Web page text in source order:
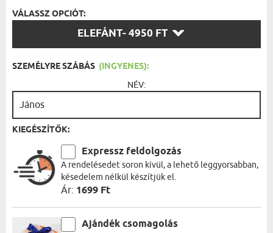
VÁLASSZ OPCIÓT:
ELEFÁNT- 4950 FT
SZEMÉLYRE SZÁBÁS (INGYENES):
NÉV:
KIEGÉSZÍTŐK:
Expressz feldolgozás
A rendelésedet soron kívül, a lehető leggyorsabban,
késedelem nélkül készítjük el.
Ár: 1699 Ft
Ajándék csomagolás